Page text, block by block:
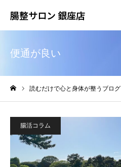
腸整サロン 銀座店
便通が良い
読むだけで心と身体が整うブログ
腸活コラム